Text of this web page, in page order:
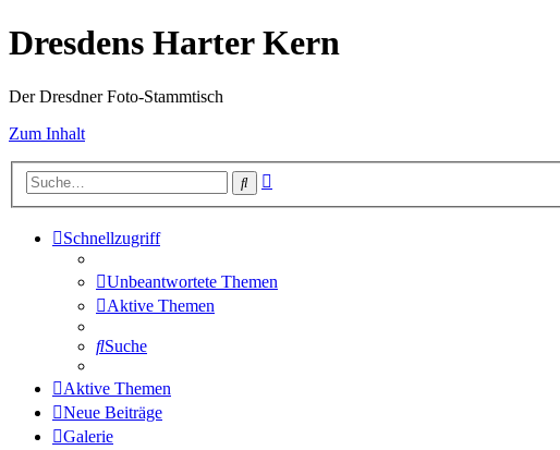
Dresdens Harter Kern
Der Dresdner Foto-Stammtisch
Zum Inhalt
Suche
Schnellzugriff
Unbeantwortete Themen
Aktive Themen
Suche
Aktive Themen
Neue Beiträge
Galerie